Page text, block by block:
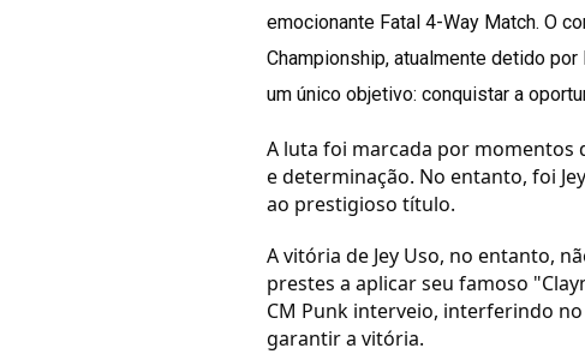
emocionante Fatal 4-Way Match. O
Championship, atualmente detido
um único objetivo: conquistar a
A luta foi marcada por momentos
e determinação. No entanto, foi
ao prestigioso título.
A vitória de Jey Uso, no entanto,
prestes a aplicar seu famoso
CM Punk interveio, interferindo
garantir a vitória.